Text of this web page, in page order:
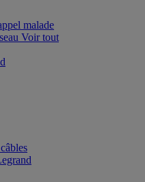
malade
Voir tout